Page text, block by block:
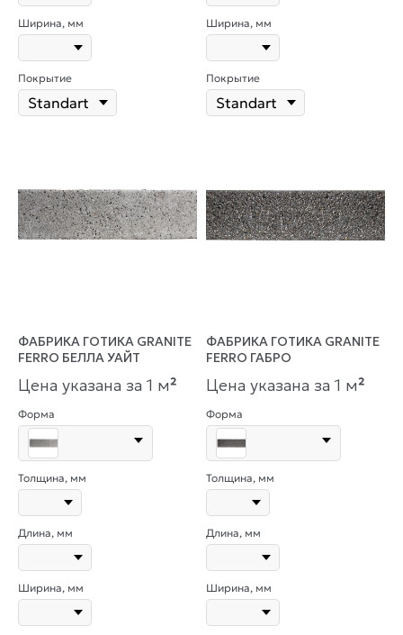
Ширина, мм
Покрытие
Ширина, мм
Покрытие
ФАБРИКА ГОТИКА GRANITE
FERRO БЕЛЛА УАЙТ
Цена указана за 1 м²
Форма
Толщина, мм
Длина, мм
Ширина, мм
ФАБРИКА ГОТИКА GRANITE
FERRO ГАБРО
Цена указана за 1 м²
Форма
Толщина, мм
Длина, мм
Ширина, мм